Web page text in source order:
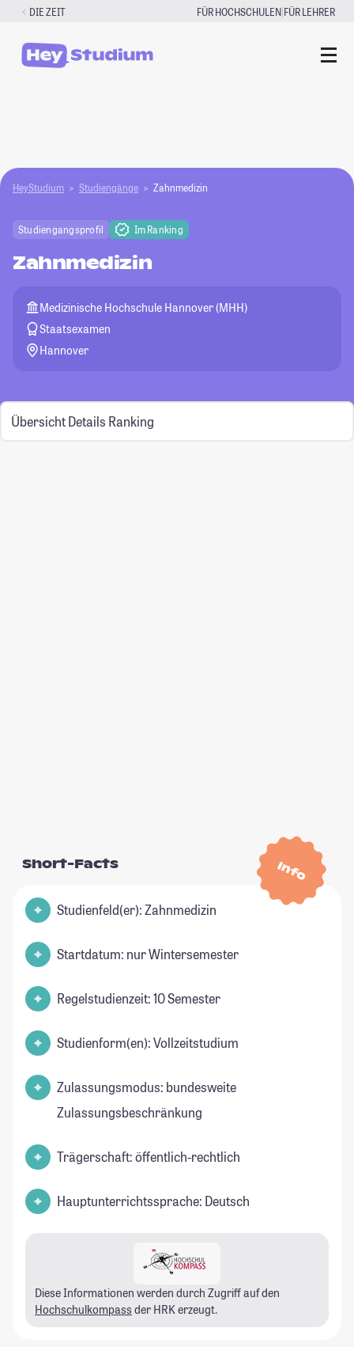
Zum
springen
DIE ZEIT FÜR HOCHSCHULEN|FÜR LEHRER
HeyStudium Studiengänge Zahnmedizin
Studiengangsprofil Im Ranking
Zahnmedizin
Medizinische Hochschule Hannover (MHH)
Staatsexamen
Hannover
Übersicht Details Ranking
Info
Short-Facts
Studienfeld(er): Zahnmedizin
Startdatum: nur Wintersemester
Regelstudienzeit: 10 Semester
Studienform(en): Vollzeitstudium
Zulassungsmodus: bundesweite
Zulassungsbeschränkung
Trägerschaft: öffentlich-rechtlich
Hauptunterrichtssprache: Deutsch
Diese Informationen werden durch Zugriff auf den
Hochschulkompass der HRK erzeugt.